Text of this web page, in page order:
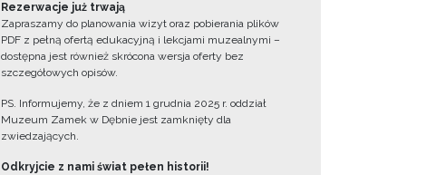
Rezerwacje już trwają
Zapraszamy do planowania wizyt oraz pobierania plików
PDF z pełną ofertą edukacyjną i lekcjami muzealnymi –
dostępna jest również skrócona wersja oferty bez
szczegółowych opisów.
PS. Informujemy, że z dniem 1 grudnia 2025 r. oddział
Muzeum Zamek w Dębnie jest zamknięty dla
zwiedzających.
Odkryjcie z nami świat pełen historii!